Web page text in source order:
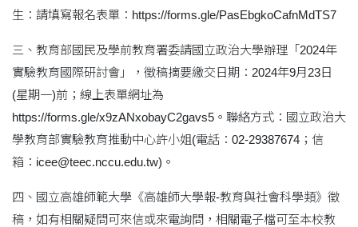
生：請填寫報名表單：https://forms.gle/PasEbgkoCafnMdTS7
三、教育部國民及學前教育署委請國立政治大學辦理「2024年
實驗教育國際研討會」，徵稿摘要繳交日期：2024年9月23日
(星期一)前；線上表單網址為
https://forms.gle/x9zANxobayC2gavs5。聯絡方式：國立政治大
學教育部實驗教育推動中心許小姐(電話：02-29387674；信
箱：icee@teec.nccu.edu.tw)。
四、國立高雄師範大學《高雄師大學報-教育與社會科學類》徵
稿，如有相關疑問可來信或來電詢問，相關電子檔可至本校教